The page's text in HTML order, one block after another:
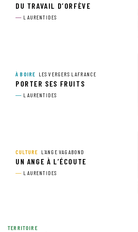
DU TRAVAIL D’ORFÈVE
LAURENTIDES
À BOIRE LES VERGERS LAFRANCE
PORTER SES FRUITS
LAURENTIDES
CULTURE L’ANGE VAGABOND
UN ANGE À L’ÉCOUTE
LAURENTIDES
TERRITOIRE